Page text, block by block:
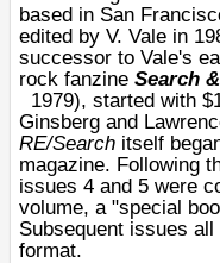
based in San
edited by V. Vale in
successor to Vale's
rock fanzine Search
1979), started with
Ginsberg and
RE/Search itself
magazine. Following
issues 4 and 5 were
volume, a "special
Subsequent issues
format.